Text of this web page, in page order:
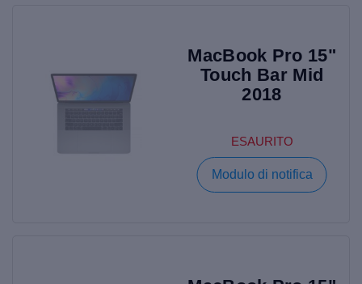
MacBook Pro 15"
Touch Bar Mid
2018
ESAURITO
Modulo di notifica